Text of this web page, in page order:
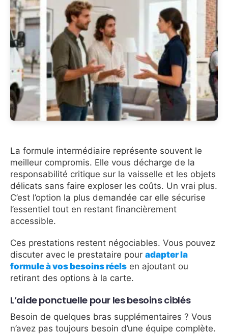
La formule intermédiaire représente souvent le
meilleur compromis. Elle vous décharge de la
responsabilité critique sur la vaisselle et les objets
délicats sans faire exploser les coûts. Un vrai plus.
C’est l’option la plus demandée car elle sécurise
l’essentiel tout en restant financièrement
accessible.
Ces prestations restent négociables. Vous pouvez
discuter avec le prestataire pour adapter la
formule à vos besoins réels en ajoutant ou
retirant des options à la carte.
L’aide ponctuelle pour les besoins ciblés
Besoin de quelques bras supplémentaires ? Vous
n’avez pas toujours besoin d’une équipe complète.